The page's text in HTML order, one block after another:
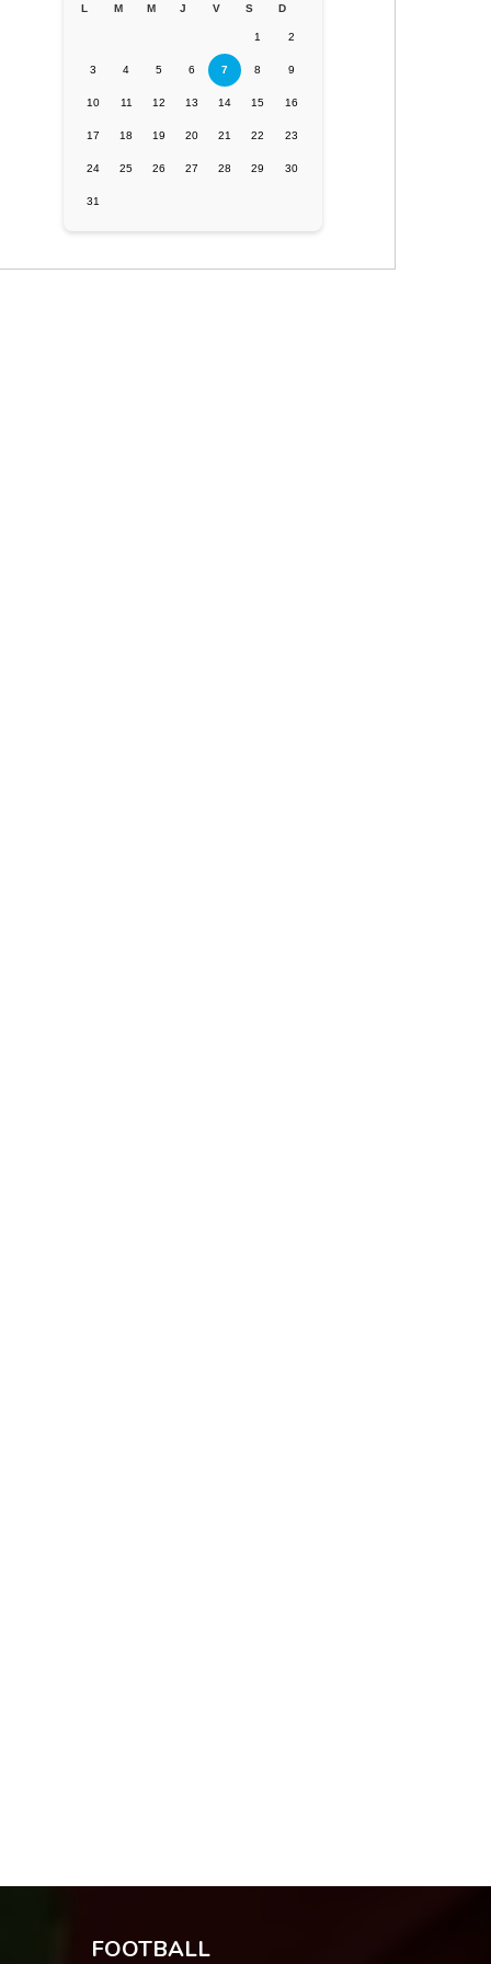
L M M J V S D
1 2
3 4 5 6 7 8 9
10 11 12 13 14 15 16
17 18 19 20 21 22 23
24 25 26 27 28 29 30
31
FOOTBALL